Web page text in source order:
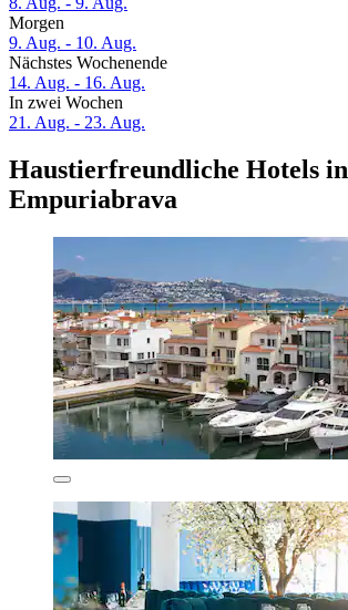
Morgen
9. Aug. - 10. Aug.
Nächstes Wochenende
14. Aug. - 16. Aug.
In zwei Wochen
21. Aug. - 23. Aug.
Haustierfreundliche Hotels in
Empuriabrava